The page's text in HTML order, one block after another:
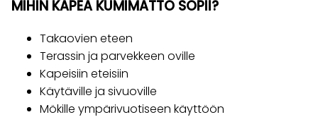
MIHIN KAPEA KUMIMATTO SOPII?
Takaovien eteen
Terassin ja parvekkeen oville
Kapeisiin eteisiin
Käytäville ja sivuoville
Mökille ympärivuotiseen käyttöön